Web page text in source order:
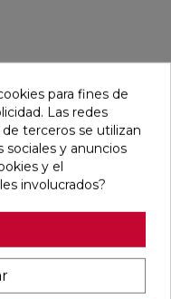
favorite
AUSTRAL
29,5X59,5
para fines de
Las redes
terceros se utilizan
y anuncios
y el
involucrados?